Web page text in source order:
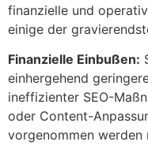
finanzielle und
einige der
Finanzielle Einbußen:
einhergehend
ineffizienter SEO-
oder Content-
vorgenommen werden